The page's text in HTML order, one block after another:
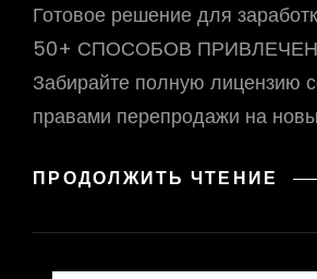
Готовое решение для
50+ СПОСОБОВ
Забирайте полную лицензию
правами перепродажи на
ПРОДОЛЖИТЬ ЧТЕНИЕ